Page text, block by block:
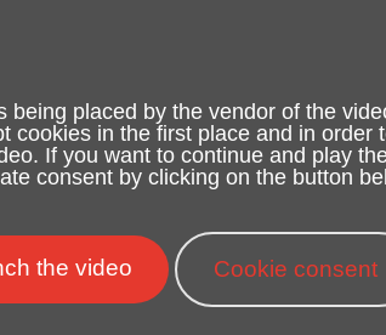
placed by the vendor of the
cookies in the first place and in order
If you want to continue and play
consent by clicking on the button
the video Cookie consent